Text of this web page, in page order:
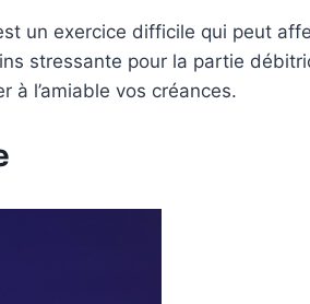
un exercice difficile qui peut
stressante pour la partie
à l’amiable vos créances.